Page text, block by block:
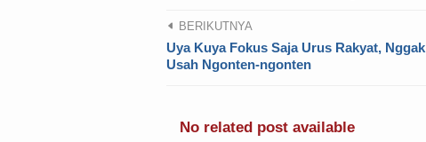
BERIKUTNYA
Uya Kuya Fokus Saja Urus Rakyat, Nggak
Usah Ngonten-ngonten
No related post available